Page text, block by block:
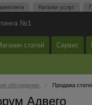
Каталог услуг
№1
статей Сервис
обсуждения Продажа
Адвего